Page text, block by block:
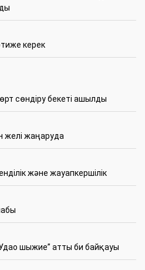
керек
сөндіру бекеті ашылды
желі жаңаруда
және жауапкершілік
шыжие” атты би байқауы